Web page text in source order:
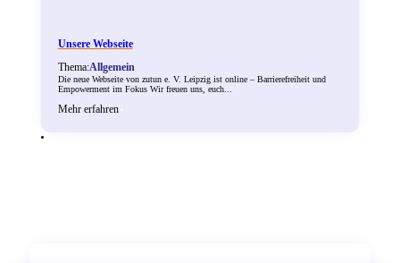
Unsere Webseite
Thema:Allgemein
Die neue Webseite von zutun e. V. Leipzig ist online – Barrierefreiheit und
Empowerment im Fokus Wir freuen uns, euch...
Mehr erfahren